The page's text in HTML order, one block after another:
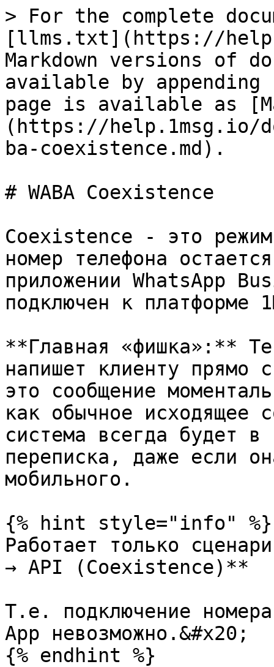
> For the complete
[llms.txt](https://
Markdown versions of
available by
page is available as
(https://help.1msg.io/
ba-coexistence.md).
# WABA Coexistence
Coexistence - это
номер телефона
приложении WhatsApp
подключен к платформе
**Главная «фишка»:**
напишет клиенту прямо
это сообщение
как обычное исходящее
система всегда будет
переписка, даже если
мобильного.
{% hint style="info" %}
Работает только
→ API (Coexistence)**
Т.е. подключение
App невозможно.&#x20;
{% endhint %}